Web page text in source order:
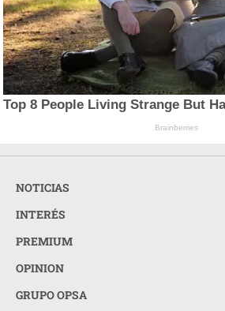
Top 8 People Living Strange But
Brainberries
NOTICIAS
INTERÉS
PREMIUM
OPINION
GRUPO OPSA